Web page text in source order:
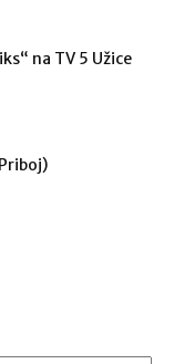
na TV 5 Užice